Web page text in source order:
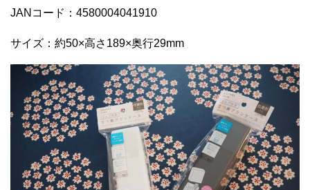
JANコード：4580004041910
サイズ：約50×高さ189×奥行29mm